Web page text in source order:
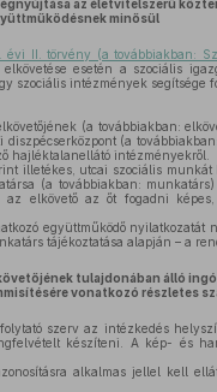
az életvitelszerű
minősül
évi II. törvény (a továbbiakban:
esetén a szociális
szociális intézmények segítsége
(a továbbiakban:
diszpécserközpont (a
hajléktalanellátó intézményekről.
illetékes, utcai szociális munkát
(a továbbiakban:
az elkövető az őt fogadni
együttműködő nyilatkozatát
tájékoztatása alapján – a
tulajdonában álló
vonatkozó részletes
szerv az intézkedés
készíteni. A kép- és
alkalmas jellel kell